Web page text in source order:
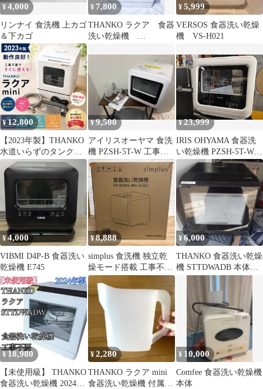
¥4,000
リンナイ 食洗機 上カゴ
＆下カゴ
¥ 7,800
THANKO ラクア 食器
洗い乾燥機
¥5,999
VERSOS 食器洗い乾燥
機 VS-H021
¥12,800
【2023年製】THANKO
水道いらずのタンク式
食洗機 ラクアmini
¥9,500
アイリスオーヤマ 食洗
機 PZSH-5T-W 工事不
要 タンク式 食器洗い乾
燥機
¥23,999
IRIS OHYAMA 食器洗
い乾燥機 PZSH-5T-W
本体
¥4,000
VIBMI D4P-B 食器洗い
乾燥機 E745
¥8,888
simplus 食洗機 独立乾
燥モード搭載 工事不要
3~4人用 食器洗い乾燥
機
¥6,000
THANKO 食器洗い乾燥
機 STTDWADB 本体
¥ 18,980
【未使用級】 THANKO
食器洗い乾燥機 2024年
¥2,280
THANKO ラクア mini
食器洗い乾燥機 付属品
¥ 10,000
Comfee 食器洗い乾燥機
本体